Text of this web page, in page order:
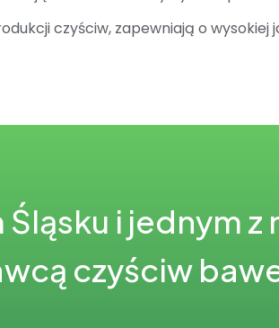
czyściw, zapewniają o wysokiej
i jednym z
czyściw